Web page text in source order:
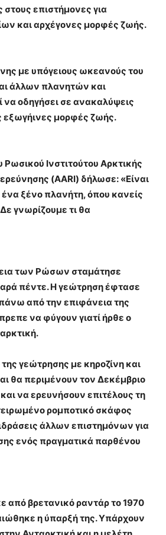
επιστήμονες για
και αρχέγονες μορφές ζωής.
με υπόγειους ωκεανούς του
άλλων πλανητών και
οδηγήσει σε ανακαλύψεις
εξωγήινες μορφές ζωής.
Ρωσικού Ινστιτούτου Αρκτικής
(AARI) δήλωσε: «Είναι
ξένο πλανήτη, όπου κανείς
γνωρίζουμε τι θα
των Ρώσων σταμάτησε
πέντε. Η γεώτρηση έφτασε
από την επιφάνεια της
να φύγουν γιατί ήρθε ο
γεώτρησης με κηροζίνη και
θα περιμένουν τον Δεκέμβριο
να ερευνήσουν επιτέλους τη
ρομποτικό σκάφος
άλλων επιστημόνων για
ενός πραγματικά παρθένου
από βρετανικό ραντάρ το 1970
η ύπαρξή της. Υπάρχουν